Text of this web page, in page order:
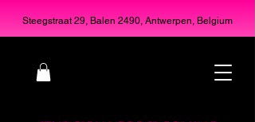
Steegstraat 29, Balen 2490, Antwerpen, Belgium